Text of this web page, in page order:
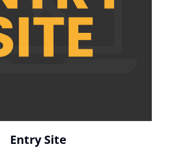
Entry Site